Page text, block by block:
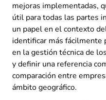
mejoras implementadas,
útil para todas las partes
un papel en el contexto
identificar más fácilmente
en la gestión técnica de
y definir una referencia
comparación entre
ámbito geográfico.